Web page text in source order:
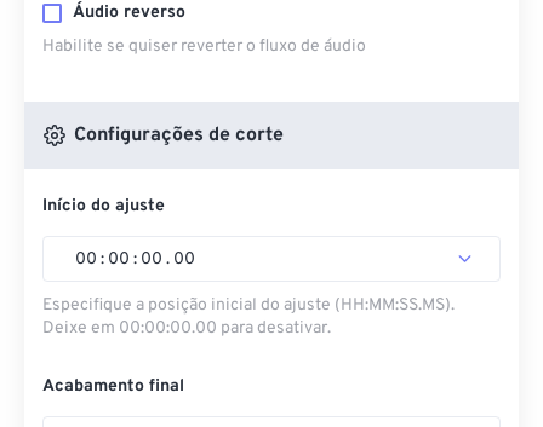
Áudio reverso
Habilite se quiser reverter o fluxo de áudio
Configurações de corte
Início do ajuste
00 : 00 : 00 . 00
Especifique a posição inicial do ajuste (HH:MM:SS.MS).
Deixe em 00:00:00.00 para desativar.
Acabamento final